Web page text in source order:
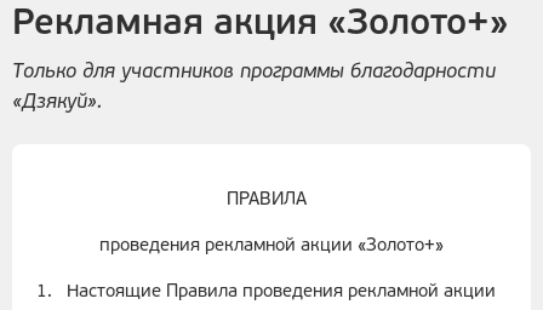
Рекламная акция «Золото+»
Только для участников программы благодарности
«Дзякуй».
ПРАВИЛА
проведения рекламной акции «Золото+»
1. Настоящие Правила проведения рекламной акции